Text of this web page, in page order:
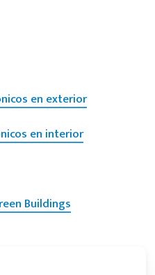
en exterior
en interior
Buildings